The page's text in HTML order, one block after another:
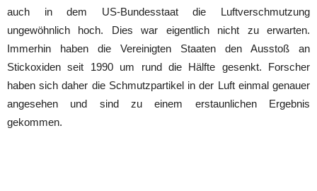
auch in dem US-Bundesstaat die Luftverschmutzung
ungewöhnlich hoch. Dies war eigentlich nicht zu erwarten.
Immerhin haben die Vereinigten Staaten den Ausstoß an
Stickoxiden seit 1990 um rund die Hälfte gesenkt. Forscher
haben sich daher die Schmutzpartikel in der Luft einmal genauer
angesehen und sind zu einem erstaunlichen Ergebnis
gekommen.